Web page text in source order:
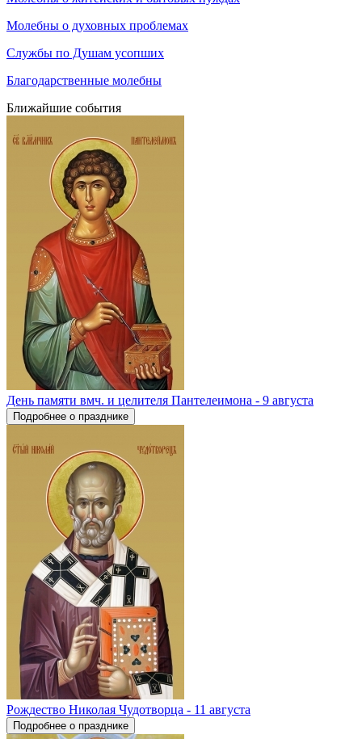
Молебны о духовных проблемах
Службы по Душам усопших
Благодарственные молебны
Ближайшие события
День памяти вмч. и целителя Пантелеимона - 9 августа
Подробнее о празднике
Рождество Николая Чудотворца - 11 августа
Подробнее о празднике